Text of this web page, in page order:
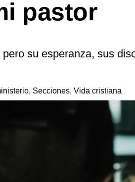
pastor
su esperanza, sus
, Secciones, Vida cristiana